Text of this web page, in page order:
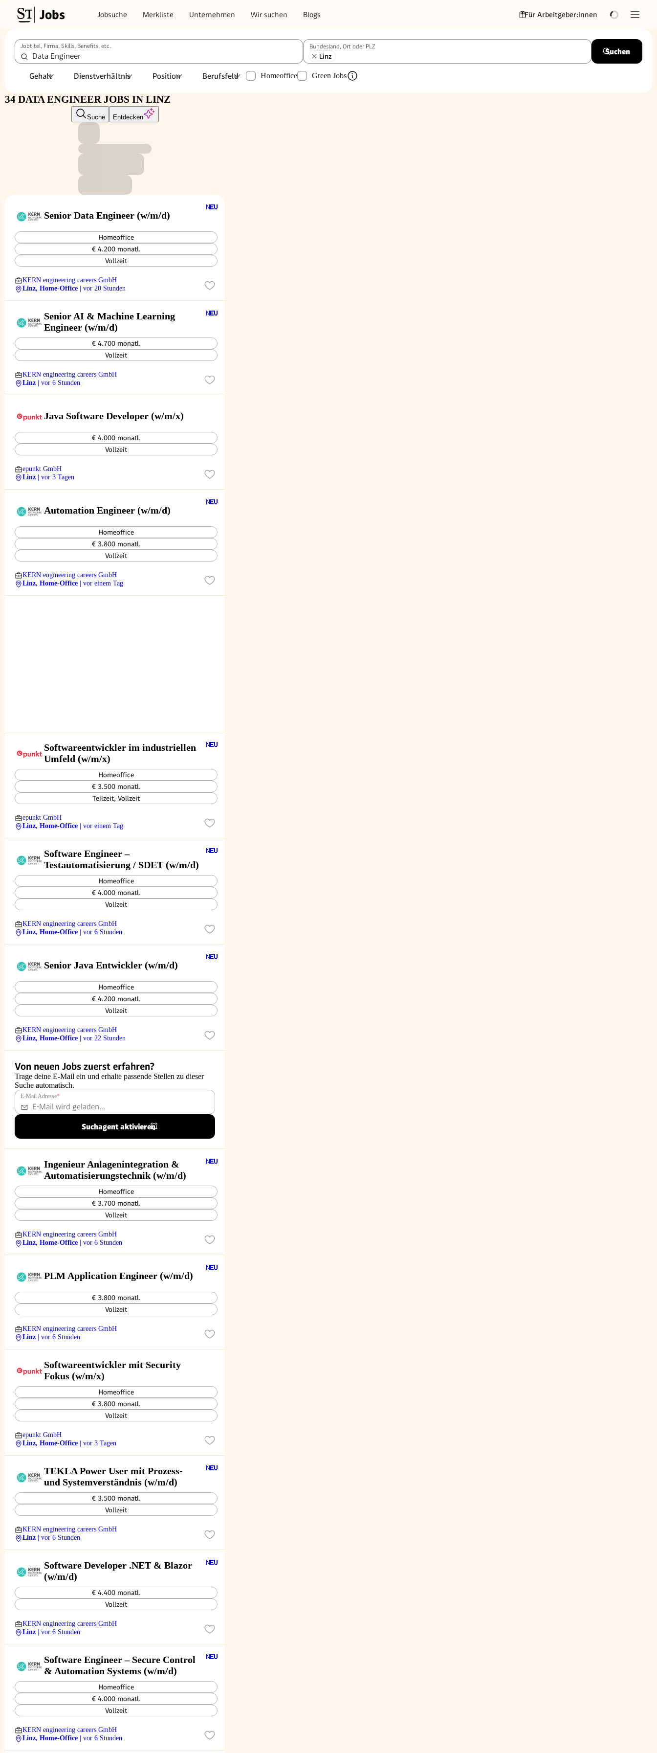
Jobs Jobsuche Merkliste Unternehmen Wir suchen Blogs Für Arbeitgeber:innen
Jobtitel, Firma, Skills, Benefits, etc. Bundesland, Ort oder PLZ
Linz
Suchen
Gehalt Dienstverhältnis Position Berufsfeld Homeoffice Green Jobs
34 DATA ENGINEER JOBS IN LINZ
Suche Entdecken
Senior Data Engineer (w/m/d)
Homeoffice
€ 4.200 monatl.
Vollzeit
KERN engineering careers GmbH
Linz, Home-Office
| vor 20 Stunden
Senior AI & Machine Learning
Engineer (w/m/d)
€ 4.700 monatl.
Vollzeit
KERN engineering careers GmbH
Linz
| vor 6 Stunden
Java Software Developer (w/m/x)
€ 4.000 monatl.
Vollzeit
epunkt GmbH
Linz
| vor 3 Tagen
Automation Engineer (w/m/d)
Homeoffice
€ 3.800 monatl.
Vollzeit
KERN engineering careers GmbH
Linz, Home-Office
| vor einem Tag
Softwareentwickler im industriellen
Umfeld (w/m/x)
Homeoffice
€ 3.500 monatl.
Teilzeit, Vollzeit
epunkt GmbH
Linz, Home-Office
| vor einem Tag
Software Engineer –
Testautomatisierung / SDET (w/m/d)
Homeoffice
€ 4.000 monatl.
Vollzeit
KERN engineering careers GmbH
Linz, Home-Office
| vor 6 Stunden
Senior Java Entwickler (w/m/d)
Homeoffice
€ 4.200 monatl.
Vollzeit
KERN engineering careers GmbH
Linz, Home-Office
| vor 22 Stunden
Von neuen Jobs zuerst erfahren?
Trage deine E-Mail ein und erhalte passende Stellen zu dieser
Suche automatisch.
E-Mail Adresse*
Suchagent aktivieren
Ingenieur Anlagenintegration &
Automatisierungstechnik (w/m/d)
Homeoffice
€ 3.700 monatl.
Vollzeit
KERN engineering careers GmbH
Linz, Home-Office
| vor 6 Stunden
PLM Application Engineer (w/m/d)
€ 3.800 monatl.
Vollzeit
KERN engineering careers GmbH
Linz
| vor 6 Stunden
Softwareentwickler mit Security
Fokus (w/m/x)
Homeoffice
€ 3.800 monatl.
Vollzeit
epunkt GmbH
Linz, Home-Office
| vor 3 Tagen
TEKLA Power User mit Prozess-
und Systemverständnis (w/m/d)
€ 3.500 monatl.
Vollzeit
KERN engineering careers GmbH
Linz
| vor 6 Stunden
Software Developer .NET & Blazor
(w/m/d)
€ 4.400 monatl.
Vollzeit
KERN engineering careers GmbH
Linz
| vor 6 Stunden
Software Engineer – Secure Control
& Automation Systems (w/m/d)
Homeoffice
€ 4.000 monatl.
Vollzeit
KERN engineering careers GmbH
Linz, Home-Office
| vor 6 Stunden